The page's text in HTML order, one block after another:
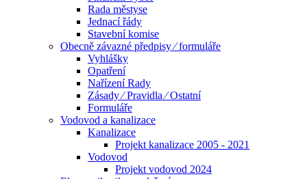
Rada městyse
Jednací řády
Stavební komise
Obecně závazné předpisy ⁄ formuláře
Vyhlášky
Opatření
Nařízení Rady
Zásady ⁄ Pravidla ⁄ Ostatní
Formuláře
Vodovod a kanalizace
Kanalizace
Projekt kanalizace 2005 - 2021
Vodovod
Projekt vodovod 2024